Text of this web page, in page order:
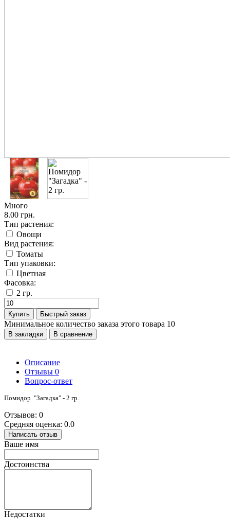
Много
8.00 грн.
Тип растения:
Овощи
Вид растения:
Томаты
Тип упаковки:
Цветная
Фасовка:
2 гр.
Купить Быстрый заказ
Минимальное количество заказа этого товара 10
В закладки В сравнение
Описание
Отзывы 0
Вопрос-ответ
Помидор "Загадка" - 2 гр.
Отзывов: 0
Средняя оценка: 0.0
Написать отзыв
Ваше имя
Достоинства
Недостатки